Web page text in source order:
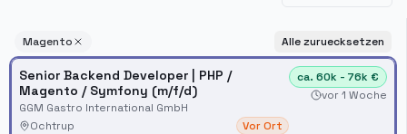
Magento Alle zuruecksetzen
Senior Backend Developer | PHP /
Magento / Symfony (m/f/d)
GGM Gastro International GmbH
Ochtrup
Vor Ort
ca. 60k - 76k €
vor 1 Woche